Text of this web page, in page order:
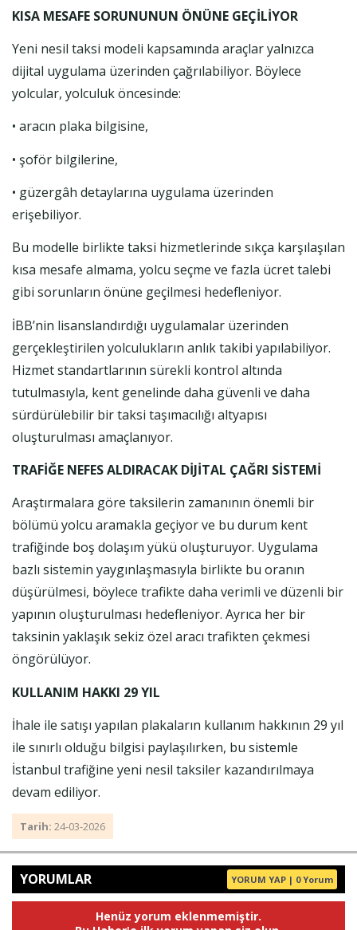
KISA MESAFE SORUNUNUN ÖNÜNE GEÇİLİYOR
Yeni nesil taksi modeli kapsamında araçlar yalnızca
dijital uygulama üzerinden çağrılabiliyor. Böylece
yolcular, yolculuk öncesinde:
• aracın plaka bilgisine,
• şoför bilgilerine,
• güzergâh detaylarına uygulama üzerinden
erişebiliyor.
Bu modelle birlikte taksi hizmetlerinde sıkça karşılaşılan
kısa mesafe almama, yolcu seçme ve fazla ücret talebi
gibi sorunların önüne geçilmesi hedefleniyor.
İBB’nin lisanslandırdığı uygulamalar üzerinden
gerçekleştirilen yolculukların anlık takibi yapılabiliyor.
Hizmet standartlarının sürekli kontrol altında
tutulmasıyla, kent genelinde daha güvenli ve daha
sürdürülebilir bir taksi taşımacılığı altyapısı
oluşturulması amaçlanıyor.
TRAFİĞE NEFES ALDIRACAK DİJİTAL ÇAĞRI SİSTEMİ
Araştırmalara göre taksilerin zamanının önemli bir
bölümü yolcu aramakla geçiyor ve bu durum kent
trafiğinde boş dolaşım yükü oluşturuyor. Uygulama
bazlı sistemin yaygınlaşmasıyla birlikte bu oranın
düşürülmesi, böylece trafikte daha verimli ve düzenli bir
yapının oluşturulması hedefleniyor. Ayrıca her bir
taksinin yaklaşık sekiz özel aracı trafikten çekmesi
öngörülüyor.
KULLANIM HAKKI 29 YIL
İhale ile satışı yapılan plakaların kullanım hakkının 29 yıl
ile sınırlı olduğu bilgisi paylaşılırken, bu sistemle
İstanbul trafiğine yeni nesil taksiler kazandırılmaya
devam ediliyor.
Tarih: 24-03-2026
YORUMLAR YORUM YAP | 0 Yorum
Henüz yorum eklenmemiştir.